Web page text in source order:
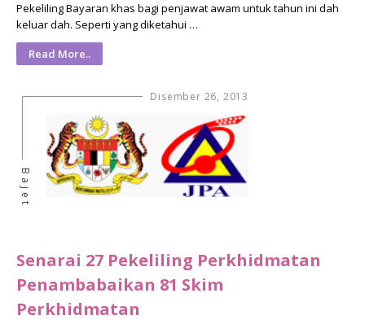
Pekeliling Bayaran khas bagi penjawat awam untuk tahun ini dah
keluar dah. Seperti yang diketahui …
Read More..
Disember 26, 2013
Bajet
Senarai 27 Pekeliling Perkhidmatan
Penambabaikan 81 Skim
Perkhidmatan